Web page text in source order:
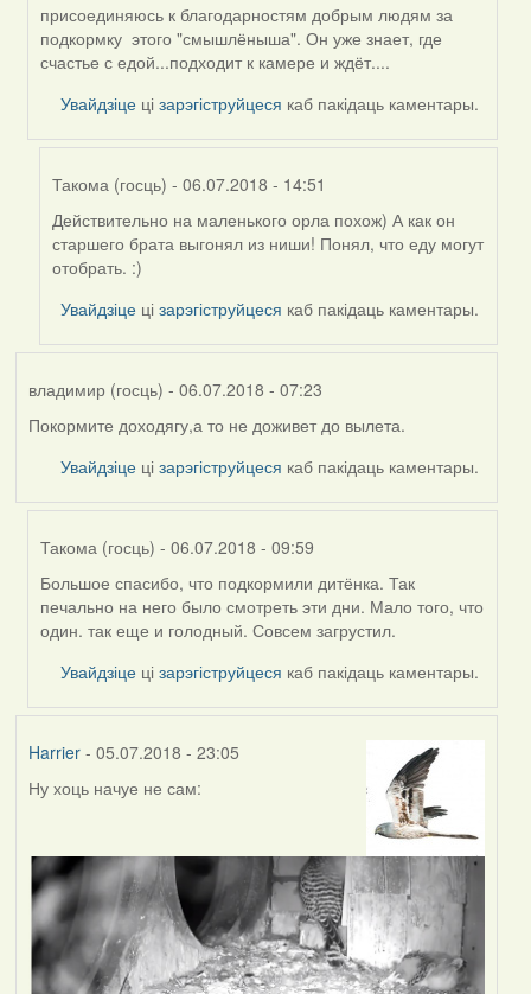
In
reply
to
присоединяюсь к благодарностям добрым людям за
подкормку этого "смышлёныша". Он уже знает, где
счастье с едой...подходит к камере и ждёт....
Увайдзіце цізарэгіструйцеся каб пакідаць каментары.
Такома (госць) - 06.07.2018 - 14:51
In
reply
to
by
(госць)
Действительно на маленького орла похож) А как он
старшего брата выгонял из ниши! Понял, что еду могут
отобрать. :)
Увайдзіце цізарэгіструйцеся каб пакідаць каментары.
владимир (госць) - 06.07.2018 - 07:23
Покормите доходягу,а то не доживет до вылета.
Увайдзіце цізарэгіструйцеся каб пакідаць каментары.
Такома (госць) - 06.07.2018 - 09:59
In
reply
to
владимир
(госць)
Большое спасибо, что подкормили дитёнка. Так
печально на него было смотреть эти дни. Мало того, что
один. так еще и голодный. Совсем загрустил.
Увайдзіце цізарэгіструйцеся каб пакідаць каментары.
Harrier- 05.07.2018 - 23:05
Ну хоць начуе не сам: